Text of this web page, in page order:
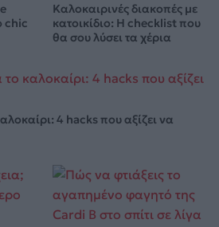
chic
Καλοκαιρινές διακοπές με
κατοικίδιο: Η checklist που
θα σου λύσει τα χέρια
4 hacks που αξίζει να